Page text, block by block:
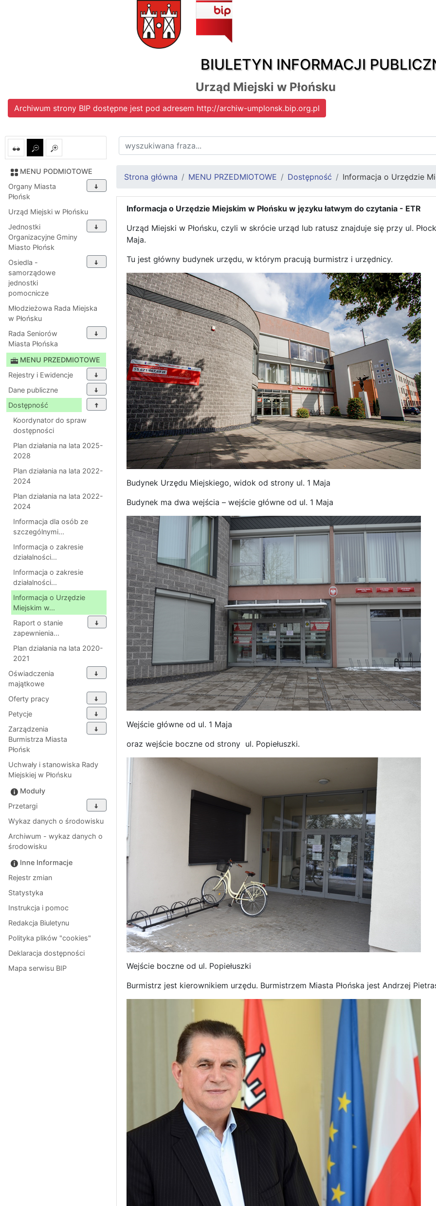
BIULETYN INFORMACJI
Urząd Miejski w Płońsku
Archiwum strony BIP dostępne jest pod adresem http://archiw-umplonsk.bip.org.pl
MENU PODMIOTOWE
Organy Miasta
Płońsk
Urząd Miejski w Płońsku
Jednostki
Organizacyjne Gminy
Miasto Płońsk
Osiedla -
samorządowe
jednostki
pomocnicze
Młodzieżowa Rada Miejska
w Płońsku
Rada Seniorów
Miasta Płońska
MENU PRZEDMIOTOWE
Rejestry i Ewidencje
Dane publiczne
Dostępność
Koordynator do spraw
dostępności
Plan działania na lata 2025-
2028
Plan działania na lata 2022-
2024
Plan działania na lata 2022-
2024
Informacja dla osób ze
szczególnymi...
Informacja o zakresie
działalności...
Informacja o zakresie
działalności...
Informacja o Urzędzie
Miejskim w...
Raport o stanie
zapewnienia...
Plan działania na lata 2020-
2021
Oświadczenia
majątkowe
Oferty pracy
Petycje
Zarządzenia
Burmistrza Miasta
Płońsk
Uchwały i stanowiska Rady
Miejskiej w Płońsku
Moduły
Przetargi
Wykaz danych o środowisku
Archiwum - wykaz danych o
środowisku
Inne Informacje
Rejestr zmian
Statystyka
Instrukcja i pomoc
Redakcja Biuletynu
Polityka plików "cookies"
Deklaracja dostępności
Mapa serwisu BIP
Strona główna MENU PRZEDMIOTOWE Dostępność Informacja o Urzędzie
Informacja o Urzędzie Miejskim w Płońsku w języku łatwym do czytania - ETR
Urząd Miejski w Płońsku, czyli w skrócie urząd lub ratusz znajduje się przy ul.
Maja.
Tu jest główny budynek urzędu, w którym pracują burmistrz i urzędnicy.
Budynek Urzędu Miejskiego, widok od strony ul. 1 Maja
Budynek ma dwa wejścia – wejście główne od ul. 1 Maja
Wejście główne od ul. 1 Maja
oraz wejście boczne od strony ul. Popiełuszki.
Wejście boczne od ul. Popiełuszki
Burmistrz jest kierownikiem urzędu. Burmistrzem Miasta Płońska jest Andrzej